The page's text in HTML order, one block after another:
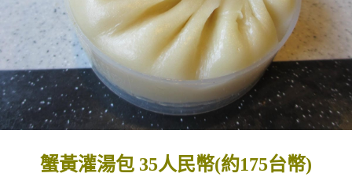
蟹黃灌湯包 35人民幣(約175台幣)